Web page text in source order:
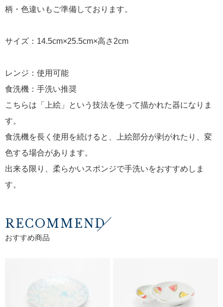
柄・色違いもご準備しております。
サイズ：14.5cm×25.5cm×高さ2cm
レンジ：使用可能
食洗機：手洗い推奨
こちらは「上絵」という技法を使って描かれた器になりま
す。
食洗機を長く使用を続けると、上絵部分が剥がれたり、変
色する場合があります。
出来る限り、柔らかいスポンジで手洗いをおすすめしま
す。
RECOMMEND
おすすめ商品